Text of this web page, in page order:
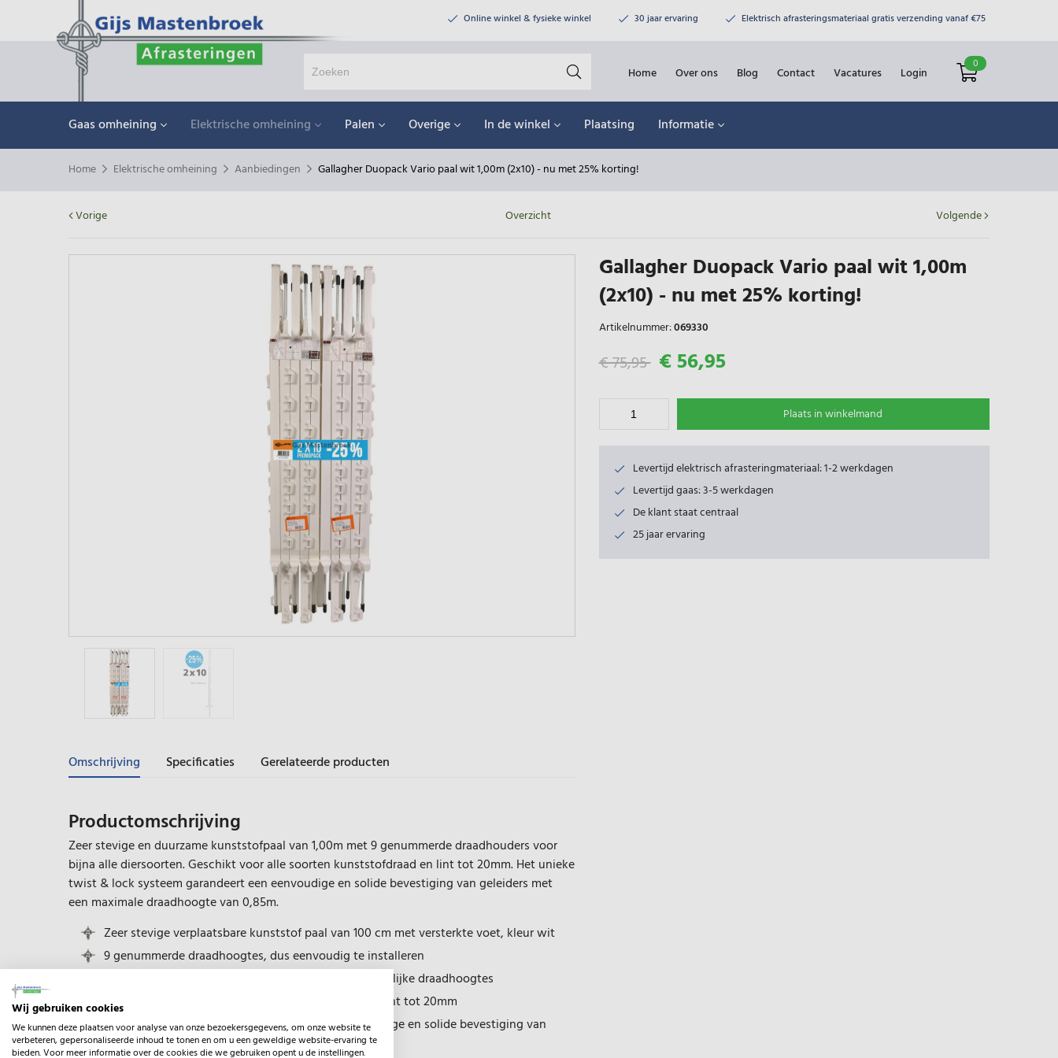
Online winkel & fysieke winkel 30 jaar ervaring Elektrisch afrasteringsmateriaal gratis verzending vanaf €75
0
Login
Home Over ons Blog Contact Vacatures
Gaas omheining Elektrische omheining Palen Overige In de winkel Plaatsing Informatie
Home Elektrische omheining Aanbiedingen Gallagher Duopack Vario paal wit 1,00m (2x10) - nu met 25% korting!
Vorige Overzicht Volgende
Omschrijving Specificaties Gerelateerde producten
Productomschrijving
Zeer stevige en duurzame kunststofpaal van 1,00m met 9 genummerde draadhouders voor
bijna alle diersoorten. Geschikt voor alle soorten kunststofdraad en lint tot 20mm. Het unieke
twist & lock systeem garandeert een eenvoudige en solide bevestiging van geleiders met
een maximale draadhoogte van 0,85m.
Zeer stevige verplaatsbare kunststof paal van 100 cm met versterkte voet, kleur wit
9 genummerde draadhoogtes, dus eenvoudig te installeren
Gallagher palen zijn onderling te combineren door gelijke draadhoogtes
Geschikt voor alle soorten kunststofdraad, cord en lint tot 20mm
Uniek twist ‘n lock systeem garandeert een eenvoudige en solide bevestiging van
geleiders met een maximale draadhoogte van 0,85m
Gallagher Duopack Vario paal wit 1,00m
(2x10) - nu met 25% korting!
Artikelnummer:069330
€ 75,95 € 56,95
Plaats in winkelmand
Levertijd elektrisch afrasteringmateriaal: 1-2 werkdagen
Levertijd gaas: 3-5 werkdagen
De klant staat centraal
25 jaar ervaring
Wij gebruiken cookies
We kunnen deze plaatsen voor analyse van onze bezoekersgegevens, om onze website te
verbeteren, gepersonaliseerde inhoud te tonen en om u een geweldige website-ervaring te
bieden. Voor meer informatie over de cookies die we gebruiken opent u de instellingen.